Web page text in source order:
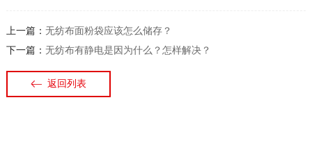
上一篇： 无纺布面粉袋应该怎么储存？
下一篇： 无纺布有静电是因为什么？怎样解决？
返回列表